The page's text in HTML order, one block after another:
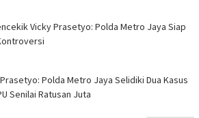
Vicky Prasetyo: Polda Metro Jaya Siap
Polda Metro Jaya Selidiki Dua Kasus
Senilai Ratusan Juta